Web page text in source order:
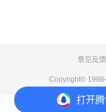
打开
意见反馈
Copyright© 1998-